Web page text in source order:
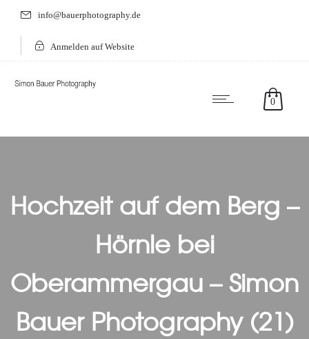
info@bauerphotography.de
Anmelden auf Website
0
Hochzeit auf dem Berg –
Hörnle bei
Oberammergau – Simon
Bauer Photography (21)